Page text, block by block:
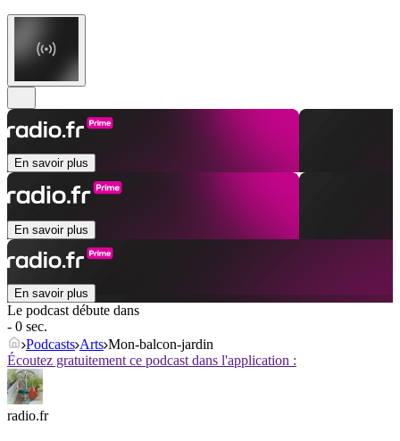
En savoir plus
En savoir plus
En savoir plus
Le podcast débute dans
- 0 sec.
Podcasts Arts Mon-balcon-jardin
Écoutez gratuitement ce podcast dans l'application :
radio.fr